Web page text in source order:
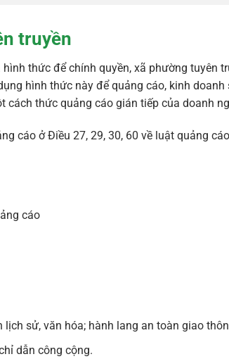
truyền
thức để chính quyền, xã phường tuyên
hình thức này để quảng cáo, kinh doanh
cách thức quảng cáo gián tiếp của doanh
cáo ở Điều 27, 29, 30, 60 về luật quảng
cáo
sử, văn hóa; hành lang an toàn giao
dẫn công cộng.